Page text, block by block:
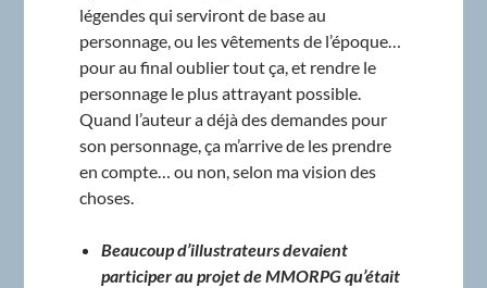
légendes qui serviront de base au
personnage, ou les vêtements de l’époque…
pour au final oublier tout ça, et rendre le
personnage le plus attrayant possible.
Quand l’auteur a déjà des demandes pour
son personnage, ça m’arrive de les prendre
en compte… ou non, selon ma vision des
choses.
Beaucoup d’illustrateurs devaient
participer au projet de MMORPG qu’était